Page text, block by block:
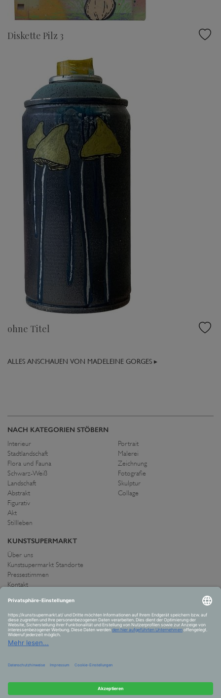
Diskette Pilz 3
ohne Titel
ALLES ANSCHAUEN VON MADELEINE GORGES ▸
NACH KATEGORIEN STÖBERN
Interieur
Stadtlandschaft
Flora und Fauna
Schwarz-Weiß
Landschaft
Abstrakt
Figurativ
Akt
Stillleben
Portrait
Malerei
Zeichnung
Fotografie
Skulptur
Collage
KUNSTSUPERMARKT
Über uns
Kunstsupermarkt Standorte
Pressestimmen
Kontakt
IMPRESSUM UND AGB
Allgemeine Geschäftsbedingungen
Widerrufsrecht
Datenschutzerklärung
Allgemeine Geschäftsbedingungen
Versand und Zahlung